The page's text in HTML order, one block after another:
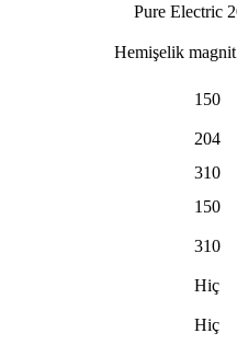
Pure Electric
Hemişelik
150
204
310
150
310
Hiç
Hiç